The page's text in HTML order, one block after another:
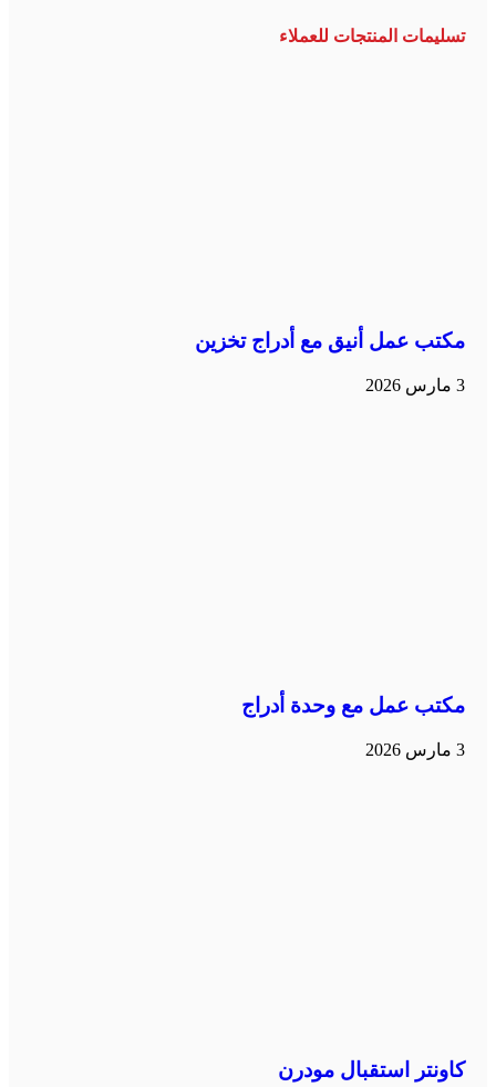
تسليمات المنتجات للعملاء
مكتب عمل أنيق مع أدراج تخزين
3 مارس 2026
مكتب عمل مع وحدة أدراج
3 مارس 2026
كاونتر استقبال مودرن